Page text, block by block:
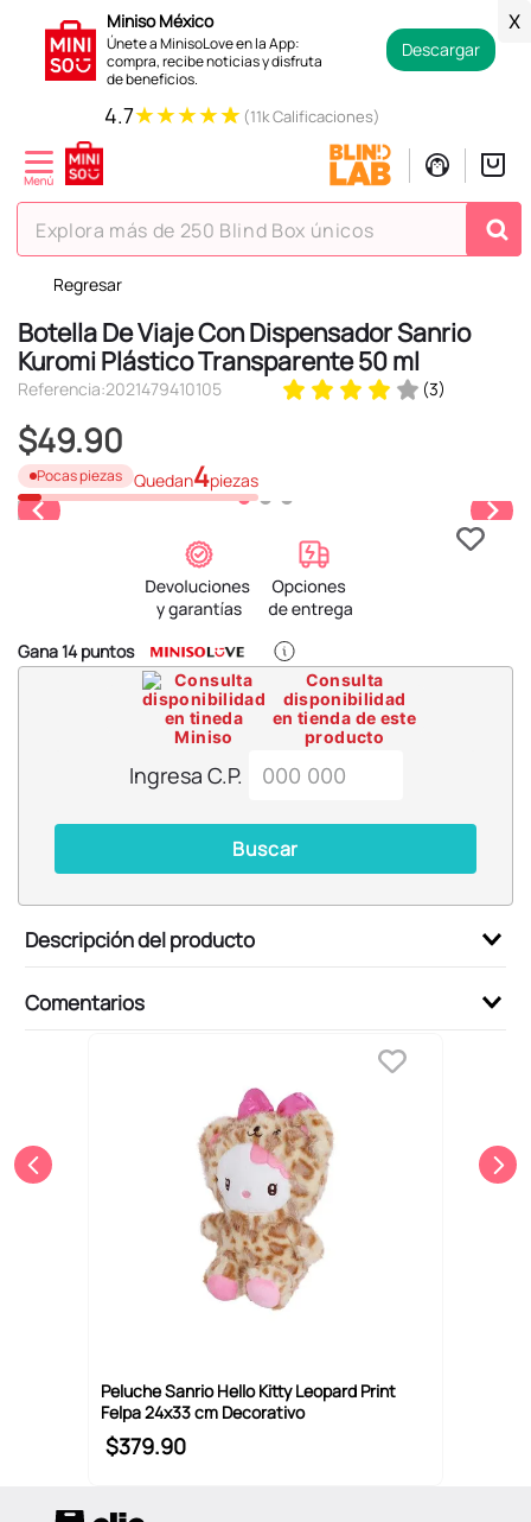
Miniso México
Únete a MinisoLove en la App:
compra, recibe noticias y disfruta
de beneficios.
Descargar
X
4.7★★★★★ (11k Calificaciones)
Explora más de 250 Blind Box únicos
Regresar
Botella De Viaje Con Dispensador Sanrio
Kuromi Plástico Transparente 50 ml
Referencia:2021479410105 (3)
$49.90
Pocas piezas Quedan4piezas
Gana14puntos
Consulta
disponibilidad
en tienda de este
producto
Ingresa C.P.
Buscar
Descripción del producto
Comentarios
Peluche Sanrio Hello Kitty Leopard Print
Felpa 24x33 cm Decorativo
$379.90
TÉRMINOS MÁS BUSCADOS
1.
hello kitty
2.
spiderman
4.
osito cariñosito
5.
blind box
9.
chiikawas